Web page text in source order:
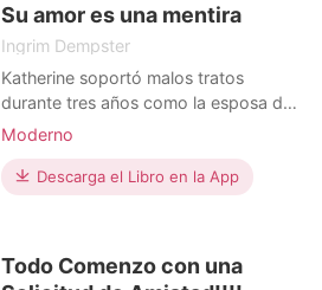
mundo exterior.
Su amor es una mentira
Ingrim Dempster
Katherine soportó malos tratos
durante tres años como la esposa de
Julián, entregándolo todo por amor.
drogó y la envió a la cama de un
cliente, Katherine finalmente se
Años después,
Moderno
Boda tras un corto noviazgo
Encantador
Descarga el Libro en la App
Todo Comenzo con una